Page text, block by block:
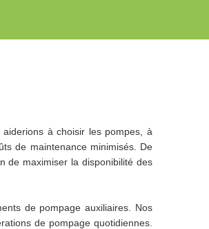
à choisir les pompes, à
de maintenance minimisés. De
de maximiser la disponibilité des
de pompage auxiliaires. Nos
de pompage quotidiennes.